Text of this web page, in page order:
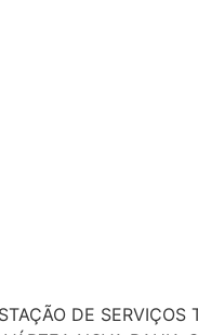
DE SERVIÇOS